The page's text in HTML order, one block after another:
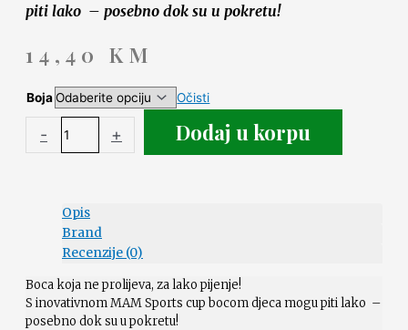
piti lako – posebno dok su u pokretu!
14,40 KM
Boja Očisti
- + Dodaj u korpu
Opis
Brand
Recenzije (0)
Boca koja ne prolijeva, za lako pijenje!
S inovativnom MAM Sports cup bocom djeca mogu piti lako –
posebno dok su u pokretu!